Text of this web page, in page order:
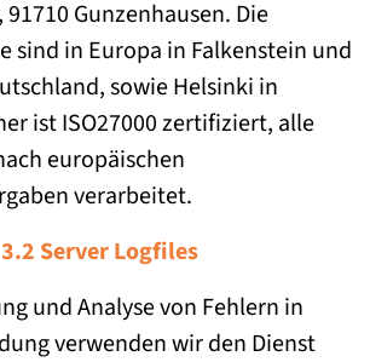
Gunzenhausen. Die
sind in Europa in Falkenstein und
sowie Helsinki in
ist ISO27000 zertifiziert, alle
europäischen
verarbeitet.
3.2 Server Logfiles
und Analyse von Fehlern in
verwenden wir den Dienst